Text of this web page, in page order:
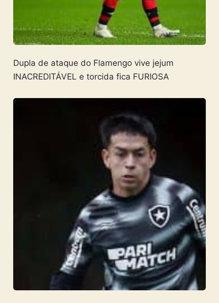
Dupla de ataque do Flamengo vive jejum
INACREDITÁVEL e torcida fica FURIOSA